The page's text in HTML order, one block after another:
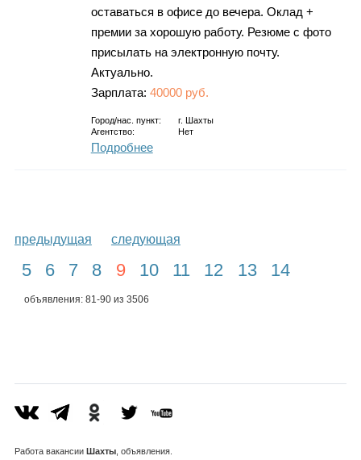
оставаться в офисе до вечера. Оклад +
премии за хорошую работу. Резюме с фото
присылать на электронную почту.
Актуально.
Зарплата: 40000 руб.
Город/нас. пункт: г.
Шахты
Агентство:
Нет
Подробнее
предыдущая следующая
5 6 7 8 9 10 11 12 13 14
объявления: 81-90 из 3506
Работа вакансии Шахты, объявления.